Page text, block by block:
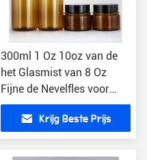
300ml 1 Oz 10oz van de
het Glasmist van 8 Oz
Fijne de Nevelfles voor
Gezicht Opnieuw te
gebruiken Amber Glass
Refill Bottles Cream
Krijg Beste Prijs